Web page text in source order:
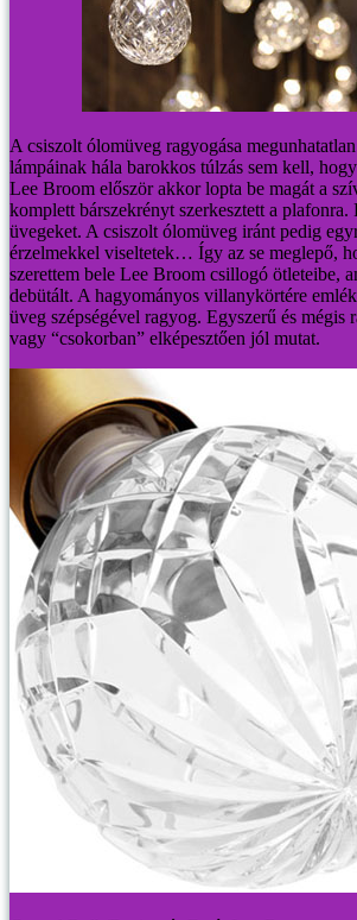
A csiszolt ólomüveg ragyogása
lámpáinak hála barokkos túlzás sem kell,
Lee Broom először akkor lopta be magát a
komplett bárszekrényt szerkesztett a plafonra.
üvegeket. A csiszolt ólomüveg iránt pedig
érzelmekkel viseltetek… Így az se meglepő,
szerettem bele Lee Broom csillogó ötleteibe,
debütált. A hagyományos villanykörtére
üveg szépségével ragyog. Egyszerű és mégis
vagy “csokorban” elképesztően jól mutat.